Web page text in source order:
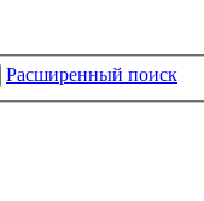
Расширенный поиск